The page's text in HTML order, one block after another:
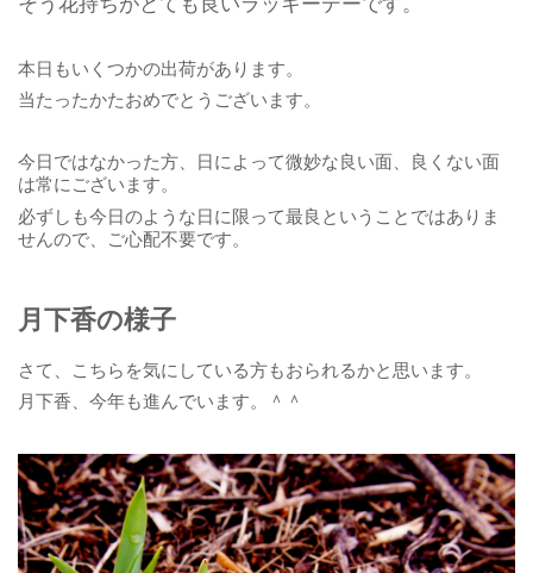
本日もいくつかの出荷があります。
当たったかたおめでとうございます。
今日ではなかった方、日によって微妙な良い面、良くない面
は常にございます。
必ずしも今日のような日に限って最良ということではありま
せんので、ご心配不要です。
月下香の様子
さて、こちらを気にしている方もおられるかと思います。
月下香、今年も進んでいます。＾＾